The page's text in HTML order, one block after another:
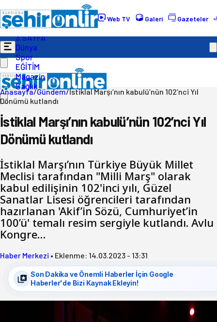
Web TV Galeri Gazeteler
Gündem
Ekonomi
Politika
3.SAYFA
Dünya
Spor
EĞİTİM
Magazin
Sağlık
Anasayfa/Gündem/İstiklal Marşı’nın kabulü’nün 102’nci Yıl
Dönümü kutlandı
İstiklal Marşı’nın kabulü’nün 102’nci Yıl
Dönümü kutlandı
İstiklal Marşı’nın Türkiye Büyük Millet
Meclisi tarafından "Milli Marş" olarak
kabul edilişinin 102'inci yılı, Güzel
Sanatlar Lisesi öğrencileri tarafından
hazırlanan 'Akif’in Sözü, Cumhuriyet’in
100’ü' temalı resim sergiyle kutlandı. Avlu
Kongre…
Haber Merkezi • Eklenme: 14.03.2023 - 13:31
Son Dakika ve Önemli Haberler İçin Google
Haberler'de Bizi Kaynak Ekleyin!